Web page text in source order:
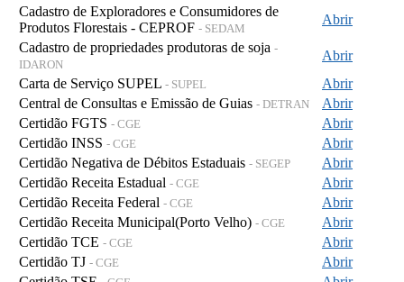
Cadastro de Exploradores e Consumidores de
Produtos Florestais - CEPROF - SEDAM
Abrir
Cadastro de propriedades produtoras de soja -
IDARON
Abrir
Carta de Serviço SUPEL - SUPEL
Abrir
Central de Consultas e Emissão de Guias - DETRAN
Abrir
Certidão FGTS - CGE
Abrir
Certidão INSS - CGE
Abrir
Certidão Negativa de Débitos Estaduais - SEGEP
Abrir
Certidão Receita Estadual - CGE
Abrir
Certidão Receita Federal - CGE
Abrir
Certidão Receita Municipal(Porto Velho) - CGE
Abrir
Certidão TCE - CGE
Abrir
Certidão TJ - CGE
Abrir